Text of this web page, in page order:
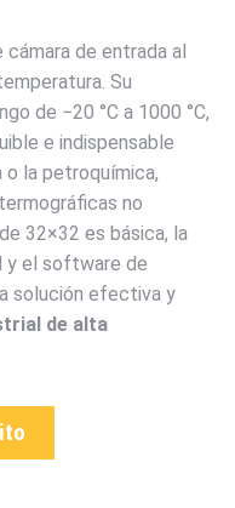
de entrada al
Su
de −20 °C a 1000 °C,
e indispensable
la petroquímica,
no
32×32 es básica, la
y el software de
solución efectiva y
de alta